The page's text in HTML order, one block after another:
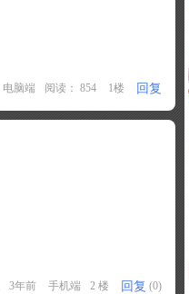
电脑端 阅读： 854 1楼 回复
3年前 手机端 2 楼 回复 (0)